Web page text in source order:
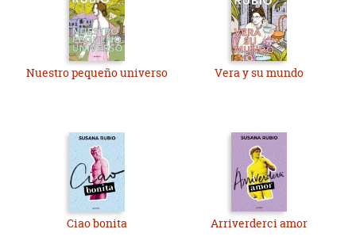
Nuestro pequeño universo Vera y su mundo
Ciao bonita Arriverderci amor